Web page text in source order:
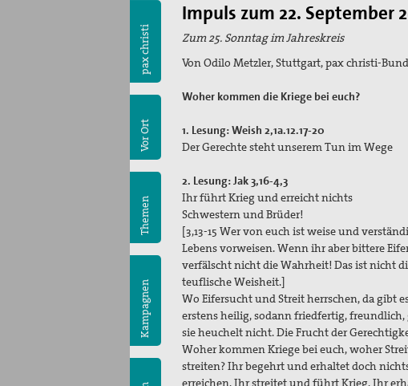
pax christi
Vor Ort
Themen
Kampagnen
Impuls zum 22. September
Zum 25. Sonntag im Jahreskreis
Von Odilo Metzler, Stuttgart, pax christi-
Woher kommen die Kriege bei euch?
1. Lesung: Weish 2,1a.12.17-20
Der Gerechte steht unserem Tun im Wege
2. Lesung: Jak 3,16-4,3
Ihr führt Krieg und erreicht nichts
Schwestern und Brüder!
[3,13-15 Wer von euch ist weise und
Lebens vorweisen. Wenn ihr aber bittere
verfälscht nicht die Wahrheit! Das ist nicht
teuflische Weisheit.]
Wo Eifersucht und Streit herrschen, da gibt
erstens heilig, sodann friedfertig,
sie heuchelt nicht. Die Frucht der
Woher kommen Kriege bei euch, woher
streiten? Ihr begehrt und erhaltet doch
erreichen. Ihr streitet und führt Krieg. Ihr